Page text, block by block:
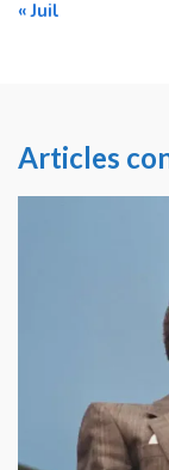
« Juil
Articles